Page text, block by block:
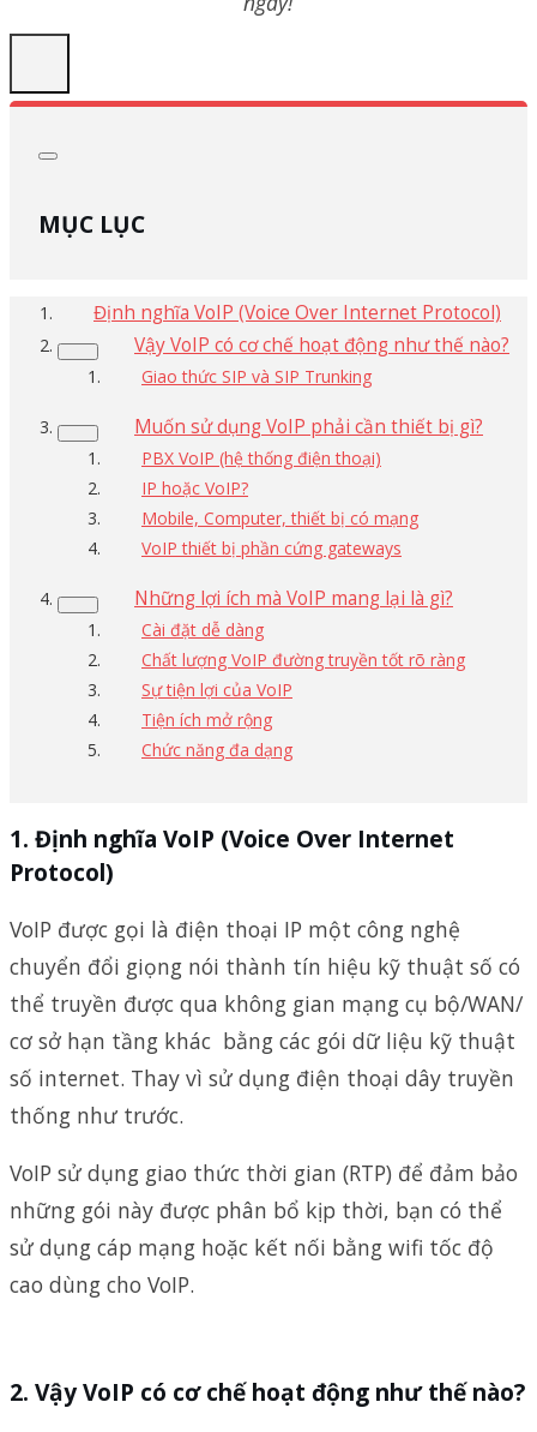
MỤC LỤC
Định nghĩa VoIP (Voice Over Internet Protocol)
Vậy VoIP có cơ chế hoạt động như thế nào?
Giao thức SIP và SIP Trunking
Muốn sử dụng VoIP phải cần thiết bị gì?
PBX VoIP (hệ thống điện thoại)
IP hoặc VoIP?
Mobile, Computer, thiết bị có mạng
VoIP thiết bị phần cứng gateways
Những lợi ích mà VoIP mang lại là gì?
Cài đặt dễ dàng
Chất lượng VoIP đường truyền tốt rõ ràng
Sự tiện lợi của VoIP
Tiện ích mở rộng
Chức năng đa dạng
Định nghĩa VoIP (Voice Over Internet
Protocol)
VoIP được gọi là điện thoại IP một công nghệ
chuyển đổi giọng nói thành tín hiệu kỹ thuật số có
thể truyền được qua không gian mạng cụ bộ/WAN/
cơ sở hạn tầng khác bằng các gói dữ liệu kỹ thuật
số internet. Thay vì sử dụng điện thoại dây truyền
thống như trước.
VoIP sử dụng giao thức thời gian (RTP) để đảm bảo
những gói này được phân bổ kịp thời, bạn có thể
sử dụng cáp mạng hoặc kết nối bằng wifi tốc độ
cao dùng cho VoIP.
Vậy VoIP có cơ chế hoạt động như thế nào?